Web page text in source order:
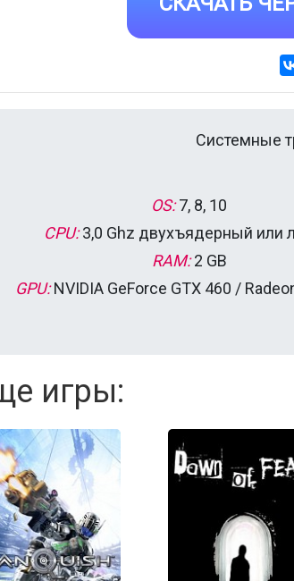
Системные
OS:7, 8, 10
CPU:3,0 Ghz двухъядерный или
RAM:2 GB
GPU:NVIDIA GeForce GTX 460 /
игры: